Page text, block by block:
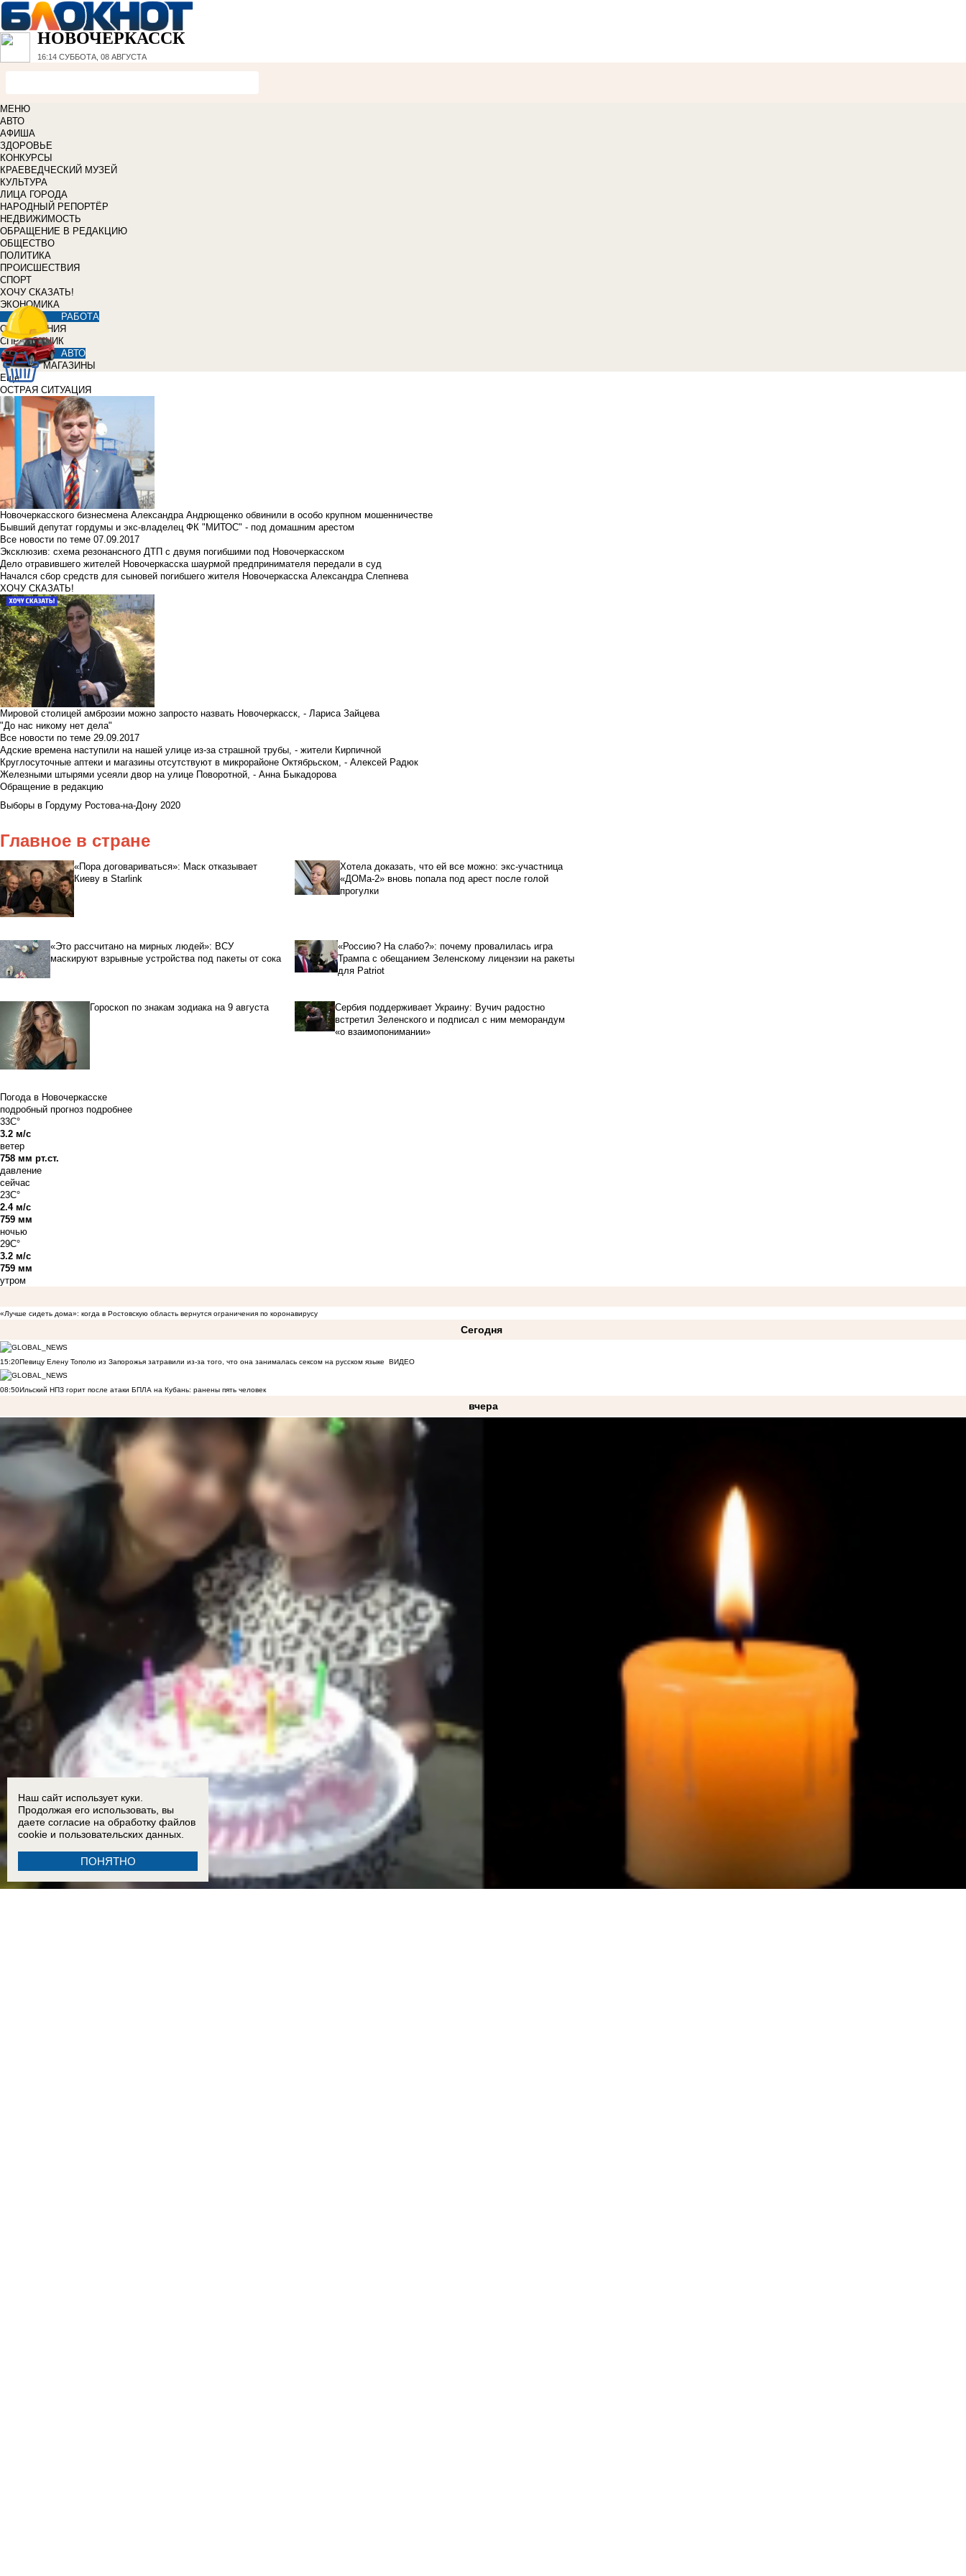
НОВОЧЕРКАССК
16:14 СУББОТА, 08 АВГУСТА
МЕНЮ
АВТО
АФИША
ЗДОРОВЬЕ
КОНКУРСЫ
КРАЕВЕДЧЕСКИЙ МУЗЕЙ
КУЛЬТУРА
ЛИЦА ГОРОДА
НАРОДНЫЙ РЕПОРТЁР
НЕДВИЖИМОСТЬ
ОБРАЩЕНИЕ В РЕДАКЦИЮ
ОБЩЕСТВО
ПОЛИТИКА
ПРОИСШЕСТВИЯ
СПОРТ
ХОЧУ СКАЗАТЬ!
ЭКОНОМИКА
РАБОТА
ОБЪЯВЛЕНИЯ
СПРАВОЧНИК
АВТО
МАГАЗИНЫ
Еще
ОСТРАЯ СИТУАЦИЯ
Новочеркасского бизнесмена Александра Андрющенко обвинили в особо крупном мошенничестве
Бывший депутат гордумы и экс-владелец ФК "МИТОС" - под домашним арестом
Все новости по теме 07.09.2017
Эксклюзив: схема резонансного ДТП с двумя погибшими под Новочеркасском
Дело отравившего жителей Новочеркасска шаурмой предпринимателя передали в суд
Начался сбор средств для сыновей погибшего жителя Новочеркасска Александра Слепнева
ХОЧУ СКАЗАТЬ!
Мировой столицей амброзии можно запросто назвать Новочеркасск, - Лариса Зайцева
"До нас никому нет дела"
Все новости по теме 29.09.2017
Адские времена наступили на нашей улице из-за страшной трубы, - жители Кирпичной
Круглосуточные аптеки и магазины отсутствуют в микрорайоне Октябрьском, - Алексей Радюк
Железными штырями усеяли двор на улице Поворотной, - Анна Быкадорова
Обращение в редакцию
Выборы в Гордуму Ростова-на-Дону 2020
Главное в стране
«Пора договариваться»: Маск отказывает
Киеву в Starlink
Хотела доказать, что ей все можно: экс-участница
«ДОМа-2» вновь попала под арест после голой
прогулки
«Это рассчитано на мирных людей»: ВСУ
маскируют взрывные устройства под пакеты от сока
«Россию? На слабо?»: почему провалилась игра
Трампа с обещанием Зеленскому лицензии на ракеты
для Patriot
Гороскоп по знакам зодиака на 9 августа
Сербия поддерживает Украину: Вучич радостно
встретил Зеленского и подписал с ним меморандум
«о взаимопонимании»
Погода в Новочеркасске
подробный прогноз подробнее
33C°
3.2 м/с
ветер
758 мм рт.ст.
давление
сейчас
23C°
2.4 м/с
759 мм
ночью
29C°
3.2 м/с
759 мм
утром
«Лучше сидеть дома»: когда в Ростовскую область вернутся ограничения по коронавирусу
Сегодня
15:20Певицу Елену Тополю из Запорожья затравили из-за того, что она занималась сексом на русском языке ВИДЕО
08:50Ильский НПЗ горит после атаки БПЛА на Кубань: ранены пять человек
вчера
Наш сайт использует куки.
Продолжая его использовать, вы
даете согласие на обработку файлов
cookie и пользовательских данных.
ПОНЯТНО